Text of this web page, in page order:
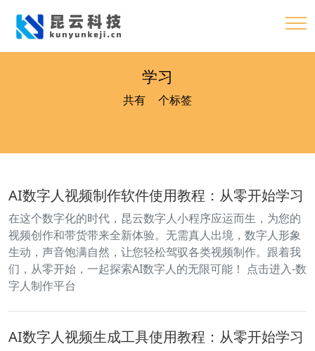
学习
共有 个标签
AI数字人视频制作软件使用教程：从零开始学习
在这个数字化的时代，昆云数字人小程序应运而生，为您的
视频创作和带货带来全新体验。无需真人出境，数字人形象
生动，声音饱满自然，让您轻松驾驭各类视频制作。跟着我
们，从零开始，一起探索AI数字人的无限可能！ 点击进入-数
字人制作平台
AI数字人视频生成工具使用教程：从零开始学习